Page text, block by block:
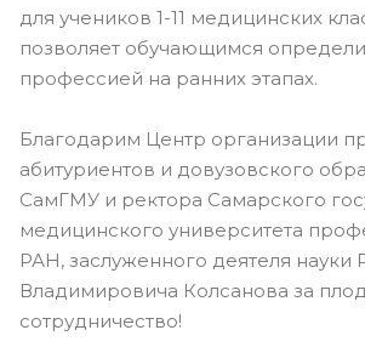
для учеников 1-11 медицинских
позволяет обучающимся
профессией на ранних этапах.
Благодарим Центр организации
абитуриентов и довузовского
СамГМУ и ректора Самарского
медицинского университета
РАН, заслуженного деятеля
Владимировича Колсанова за
сотрудничество!